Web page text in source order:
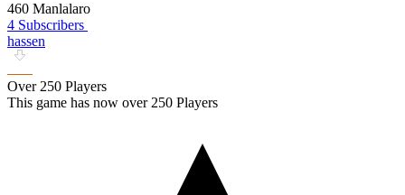
460 Manlalaro
4 Subscribers
hassen
Over 250 Players
This game has now over 250 Players